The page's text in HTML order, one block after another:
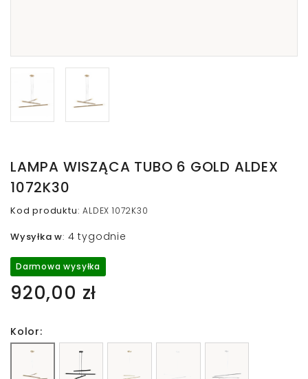
LAMPA WISZĄCA TUBO 6 GOLD ALDEX
1072K30
Kod produktu:ALDEX 1072K30
Wysyłka w: 4 tygodnie
Darmowa wysyłka
920,00 zł
Kolor: